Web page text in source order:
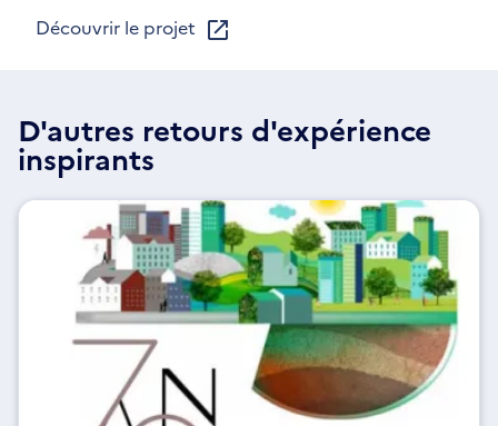
Découvrir le projet
D'autres retours d'expérience
inspirants